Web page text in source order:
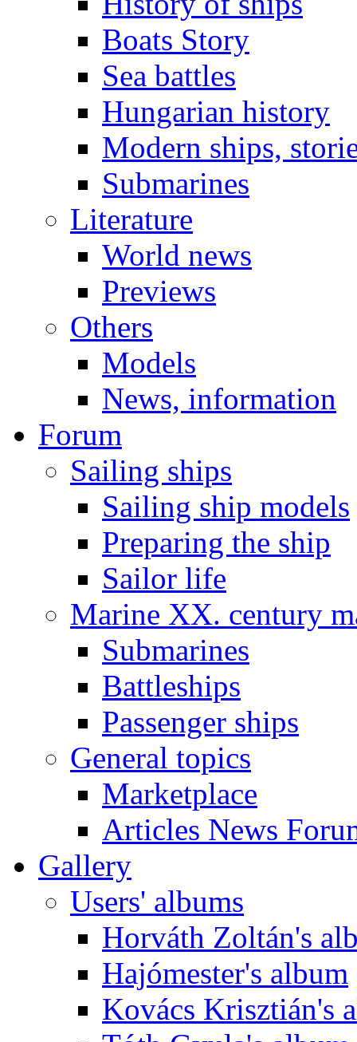
Boats Story
Sea battles
Hungarian history
Modern ships,
Submarines
Literature
World news
Previews
Others
Models
News, information
Forum
Sailing ships
Sailing ship models
Preparing the ship
Sailor life
Marine XX. century
Submarines
Battleships
Passenger ships
General topics
Marketplace
Articles News
Gallery
Users' albums
Horváth Zoltán's
Hajómester's album
Kovács Krisztián's